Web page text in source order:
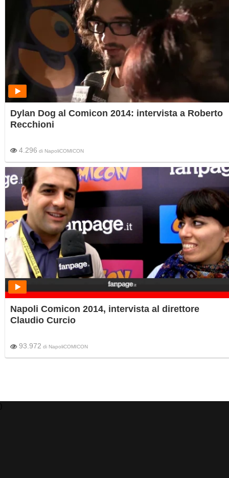
Dylan Dog al Comicon 2014: intervista a Roberto
Recchioni
4.296 di NapoliCOMICON
Napoli Comicon 2014, intervista al direttore
Claudio Curcio
93.972 di NapoliCOMICON